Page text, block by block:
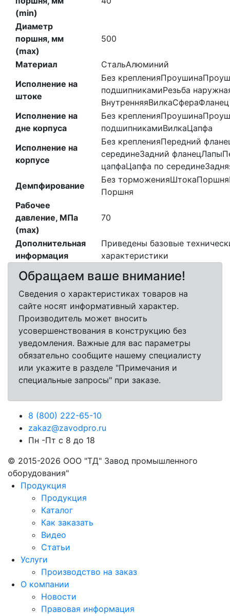
(min)
Диаметр
поршня, мм
(max)
500
Материал СтальАлюминий
Исполнение на
штоке
Без крепленияПроушина
подшипникамиРезьба
ВнутренняяВилкаСфераФланец
Исполнение на
дне корпуса
Без крепленияПроушина
подшипникамиВилкаЦапфа
Исполнение на
корпусе
Без крепленияПередний
серединеЗадний фланецЛапы
цапфаЦапфа по середине
Демпфирование
Без торможенияШтокаПоршня
Поршня
Рабочее
давление, МПа
(max)
70
Дополнительная
информация
Приведены базовые
характеристики
Обращаем ваше внимание!
Сведения о характеристиках товаров на
сайте носят информативный характер.
Производитель может вносить
усовершенствования в конструкцию без
уведомления. Важные для вас параметры
обязательно сообщите нашему специалисту
или укажите в разделе "Примечания и
специальные запросы" при заказе.
8 (800) 222-65-10
Пн -Пт с 8 до 18
© 2015-2026 ООО "ТД" Завод промышленного
оборудования"
Продукция
Продукция
Каталог
Как заказать
Видео
Статьи
Услуги
Производство на заказ
О компании
Новости
Правовая информация